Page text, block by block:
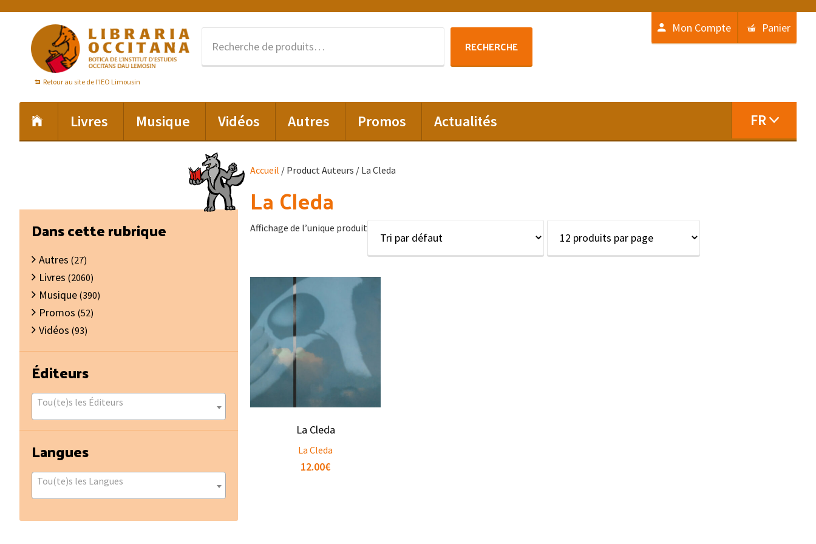
navigation
principale
contenu
principal
Retour au site de l'IEO Limousin
RECHERCHE
Mon Compte Panier
Livres Musique Vidéos Autres Promos Actualités FR
Accueil / Product Auteurs / La Cleda
La Cleda
Affichage de l’unique produit
La Cleda
La Cleda
12.00€
Barre
latérale
principale
Dans cette rubrique
Autres (27)
Livres (2060)
Musique (390)
Promos (52)
Vidéos (93)
Éditeurs
Tou(te)s les Éditeurs
Langues
Tou(te)s les Langues